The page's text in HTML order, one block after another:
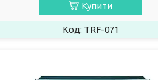
Купити
TRF-071